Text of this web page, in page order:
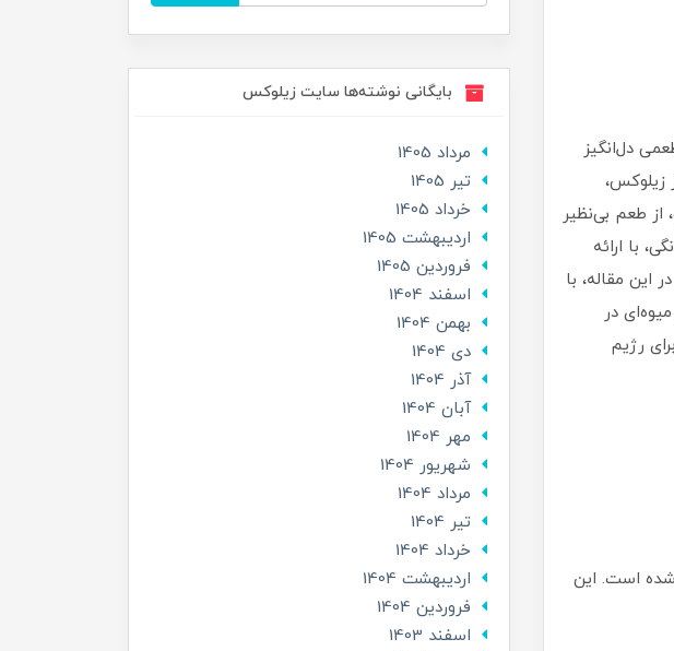
دل‌انگیز
زیلوکس،
از طعم بی‌نظیر
با ارائه
این مقاله، با
در
رژیم
تا 97٪ کافئین آن‌ها حذف شده است. این
بایگانی نوشته‌ها سایت زیلوکس
مرداد 1405
تير 1405
خرداد 1405
ارديبهشت 1405
فروردین 1405
اسفند 1404
بهمن 1404
دی 1404
آذر 1404
آبان 1404
مهر 1404
شهریور 1404
مرداد 1404
تير 1404
خرداد 1404
ارديبهشت 1404
فروردین 1404
اسفند 1403